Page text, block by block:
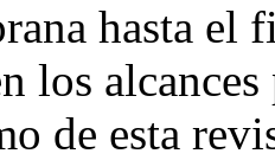
hasta el
los
de esta